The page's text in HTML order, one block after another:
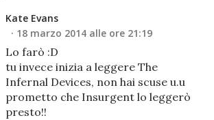
Kate Evans
18 marzo 2014 alle ore 21:19
Lo farò :D
tu invece inizia a leggere The
Infernal Devices, non hai scuse u.u
prometto che Insurgent lo leggerò
presto!!